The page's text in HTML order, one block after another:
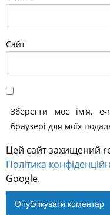
Сайт
Зберегти моє ім'я,
браузері для моїх
Цей сайт захищений
Політика
Google.